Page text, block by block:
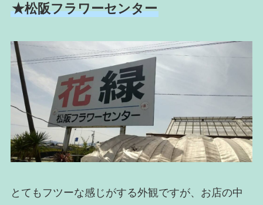
★松阪フラワーセンター
とてもフツーな感じがする外観ですが、お店の中